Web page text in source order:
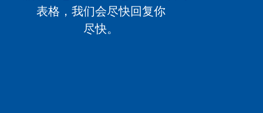
表格，我们会尽快回复你
尽快。